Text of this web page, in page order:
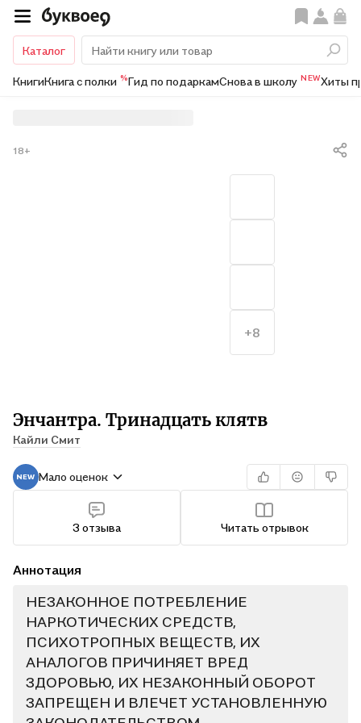
Каталог
КнигиКнига с полки %Гид по подаркамСнова в школу NEWХиты
Энчантра. Тринадцать клятв
Кайли Смит
18+
Мало оценок
3 отзыва Читать отрывок
+8
Аннотация
НЕЗАКОННОЕ ПОТРЕБЛЕНИЕ
НАРКОТИЧЕСКИХ СРЕДСТВ,
ПСИХОТРОПНЫХ ВЕЩЕСТВ, ИХ
АНАЛОГОВ ПРИЧИНЯЕТ ВРЕД
ЗДОРОВЬЮ, ИХ НЕЗАКОННЫЙ ОБОРОТ
ЗАПРЕЩЕН И ВЛЕЧЕТ УСТАНОВЛЕННУЮ